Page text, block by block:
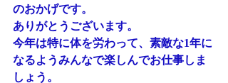
のおかげです。
ありがとうございます。
今年は特に体を労わって、素敵な1年に
なるようみんなで楽しんでお仕事しま
しょう。